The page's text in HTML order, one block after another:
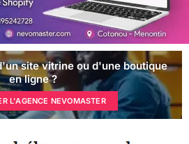
site vitrine ou d'une boutique
en ligne ?
L'AGENCE NEVOMASTER